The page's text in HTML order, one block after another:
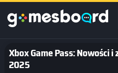
Xbox Game Pass: Nowości
2025